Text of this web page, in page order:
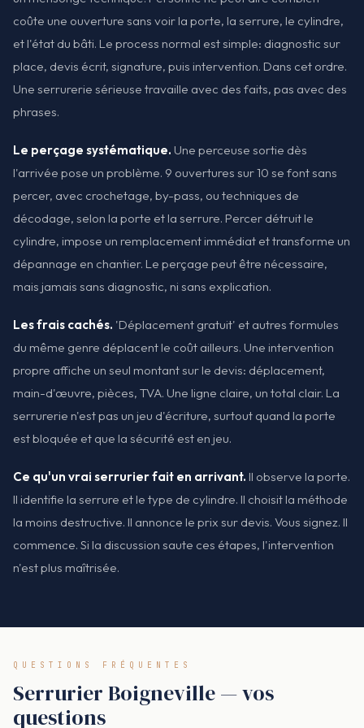
coûte une ouverture sans voir la porte, la serrure, le cylindre,
et l'état du bâti. Le process normal est simple: diagnostic sur
place, devis écrit, signature, puis intervention. Dans cet ordre.
Une serrurerie sérieuse travaille avec des faits, pas avec des
phrases.
Le perçage systématique. Une perceuse sortie dès
l'arrivée pose un problème. 9 ouvertures sur 10 se font sans
percer, avec crochetage, by-pass, ou techniques de
décodage, selon la porte et la serrure. Percer détruit le
cylindre, impose un remplacement immédiat et transforme un
dépannage en chantier. Le perçage peut être nécessaire,
mais jamais sans diagnostic, ni sans explication.
Les frais cachés. 'Déplacement gratuit' et autres formules
du même genre déplacent le coût ailleurs. Une intervention
propre affiche un seul montant sur le devis: déplacement,
main-d'œuvre, pièces, TVA. Une ligne claire, un total clair. La
serrurerie n'est pas un jeu d'écriture, surtout quand la porte
est bloquée et que la sécurité est en jeu.
Ce qu'un vrai serrurier fait en arrivant. Il observe la porte.
Il identifie la serrure et le type de cylindre. Il choisit la méthode
la moins destructive. Il annonce le prix sur devis. Vous signez. Il
commence. Si la discussion saute ces étapes, l'intervention
n'est plus maîtrisée.
QUESTIONS FRÉQUENTES
Serrurier Boigneville — vos
questions